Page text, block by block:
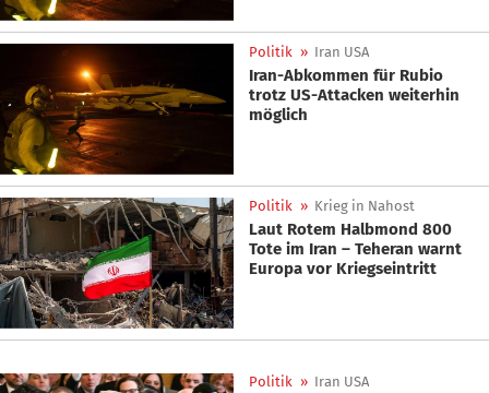
Politik » Iran USA
Iran-Abkommen für Rubio
trotz US-Attacken weiterhin
möglich
Politik » Krieg in Nahost
Laut Rotem Halbmond 800
Tote im Iran – Teheran warnt
Europa vor Kriegseintritt
Politik » Iran USA